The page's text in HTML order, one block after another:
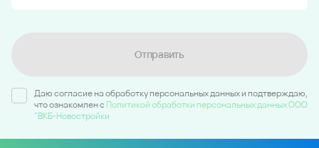
Отправить
Даю согласие на обработку персональных данных и подтверждаю,
что ознакомлен c Политикой обработки персональных данных ООО
"ВКБ-Новостройки